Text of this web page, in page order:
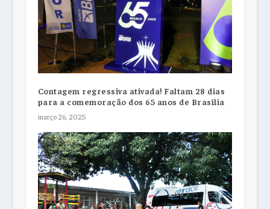
Contagem regressiva ativada! Faltam 28 dias
para a comemoração dos 65 anos de Brasília
março 26, 2025